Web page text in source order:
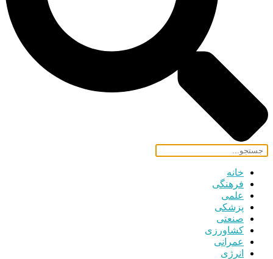
خانه
فرهنگی
علمی
پزشکی
صنعتی
کشاورزی
عمرانی
انرژی